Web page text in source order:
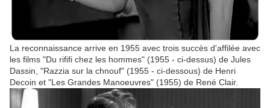
La reconnaissance arrive en 1955 avec trois succès d'affilée avec
les films "Du rififi chez les hommes" (1955 - ci-dessus) de Jules
Dassin, "Razzia sur la chnouf" (1955 - ci-dessous) de Henri
Decoin et "Les Grandes Manoeuvres" (1955) de René Clair.